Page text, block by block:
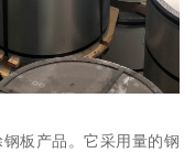
板产品。它采用量的钢